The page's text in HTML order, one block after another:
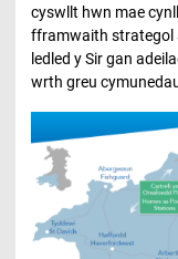
cyswllt hwn mae
fframwaith strategol
ledled y Sir gan
wrth greu